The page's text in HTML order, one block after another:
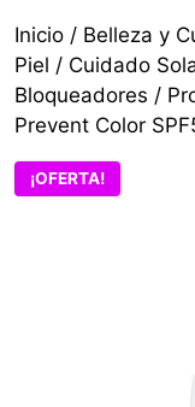
Inicio / Belleza y
Piel / Cuidado
Bloqueadores /
Prevent Color
¡OFERTA!